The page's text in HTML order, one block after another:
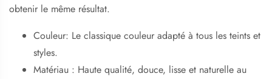
obtenir le même résultat.
Couleur: Le classique couleur adapté à tous les teints et
styles.
Matériau : Haute qualité, douce, lisse et naturelle au